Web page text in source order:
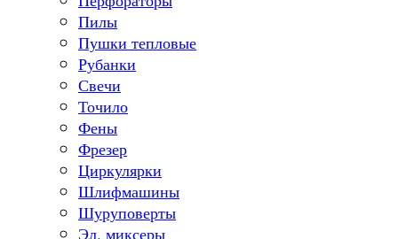
Пилы
Пушки тепловые
Рубанки
Свечи
Точило
Фены
Фрезер
Циркулярки
Шлифмашины
Шуруповерты
Эл. миксеры